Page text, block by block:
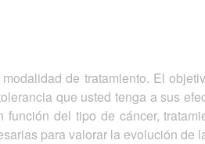
de tratamiento. El
que usted tenga a sus
del tipo de cáncer,
para valorar la evolución de